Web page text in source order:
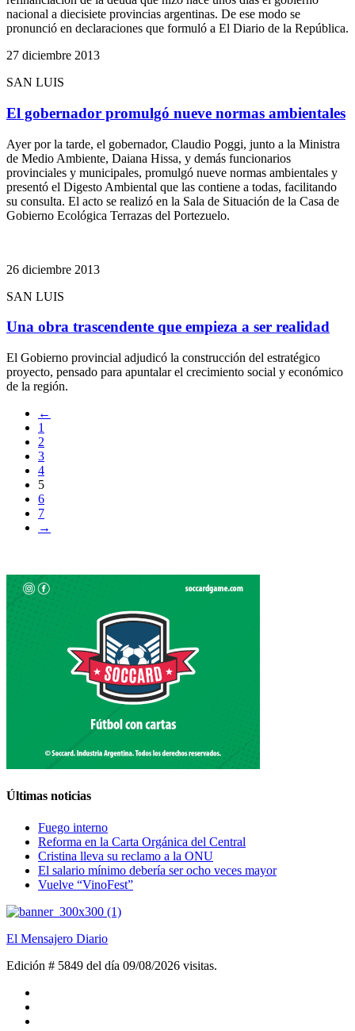
nacional a diecisiete provincias argentinas. De ese modo se
pronunció en declaraciones que formuló a El Diario de la República.
27 diciembre 2013
SAN LUIS
El gobernador promulgó nueve normas ambientales
Ayer por la tarde, el gobernador, Claudio Poggi, junto a la Ministra
de Medio Ambiente, Daiana Hissa, y demás funcionarios
provinciales y municipales, promulgó nueve normas ambientales y
presentó el Digesto Ambiental que las contiene a todas, facilitando
su consulta. El acto se realizó en la Sala de Situación de la Casa de
Gobierno Ecológica Terrazas del Portezuelo.
26 diciembre 2013
SAN LUIS
Una obra trascendente que empieza a ser realidad
El Gobierno provincial adjudicó la construcción del estratégico
proyecto, pensado para apuntalar el crecimiento social y económico
de la región.
←
1
2
3
4
5
6
7
→
Últimas noticias
Fuego interno
Reforma en la Carta Orgánica del Central
Cristina lleva su reclamo a la ONU
El salario mínimo debería ser ocho veces mayor
Vuelve “VinoFest”
El Mensajero Diario
Edición # 5849 del día 09/08/2026 visitas.